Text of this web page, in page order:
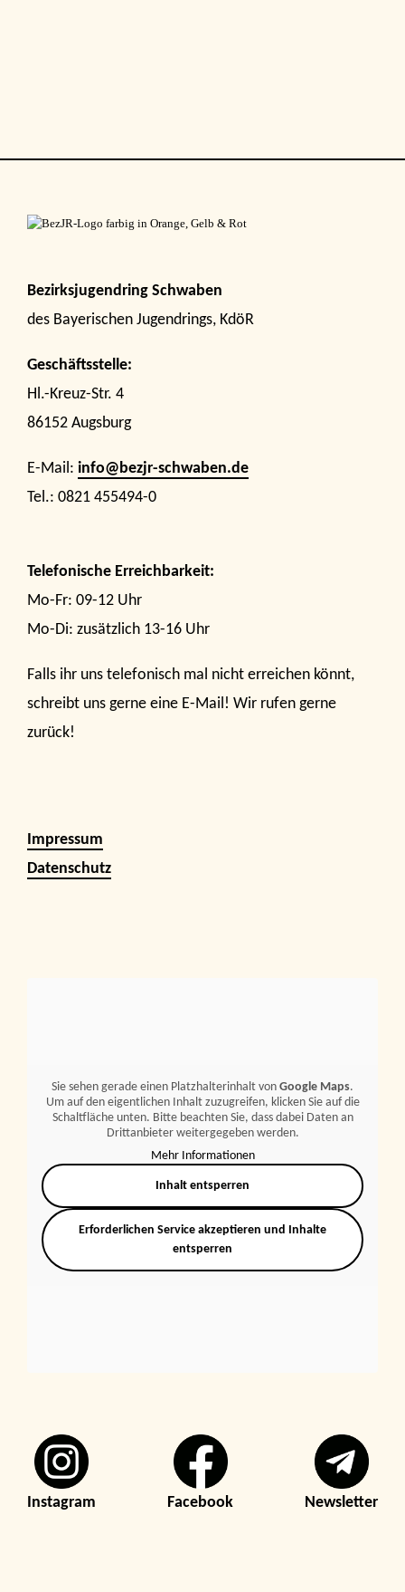
Bezirksjugendring Schwaben
des Bayerischen Jugendrings, KdöR
Geschäftsstelle:
Hl.-Kreuz-Str. 4
86152 Augsburg
E-Mail: info@bezjr-schwaben.de
Tel.: 0821 455494-0
Telefonische Erreichbarkeit:
Mo-Fr: 09-12 Uhr
Mo-Di: zusätzlich 13-16 Uhr
Falls ihr uns telefonisch mal nicht erreichen könnt,
schreibt uns gerne eine E-Mail! Wir rufen gerne
zurück!
Impressum
Datenschutz
Sie sehen gerade einen Platzhalterinhalt von Google Maps.
Um auf den eigentlichen Inhalt zuzugreifen, klicken Sie auf die
Schaltfläche unten. Bitte beachten Sie, dass dabei Daten an
Drittanbieter weitergegeben werden.
Mehr Informationen
Inhalt entsperren
Erforderlichen Service akzeptieren und Inhalte
entsperren
Instagram Facebook Newsletter